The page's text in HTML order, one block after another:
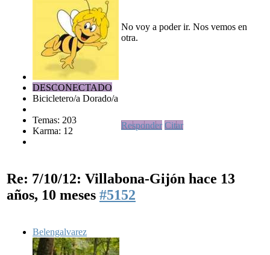
DESCONECTADO
Bicicletero/a Dorado/a
Temas: 203
Karma: 12
No voy a poder ir. Nos vemos en
otra.
Responder Citar
Re: 7/10/12: Villabona-Gijón hace 13
años, 10 meses #5152
Belengalvarez